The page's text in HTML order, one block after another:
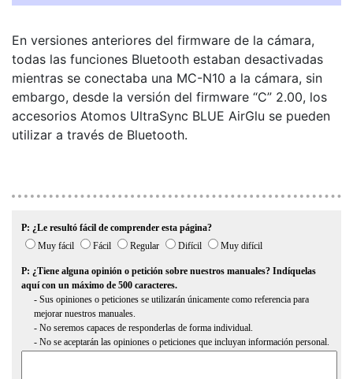
En versiones anteriores del firmware de la cámara,
todas las funciones Bluetooth estaban desactivadas
mientras se conectaba una MC-N10 a la cámara, sin
embargo, desde la versión del firmware “C” 2.00, los
accesorios Atomos UltraSync BLUE AirGlu se pueden
utilizar a través de Bluetooth.